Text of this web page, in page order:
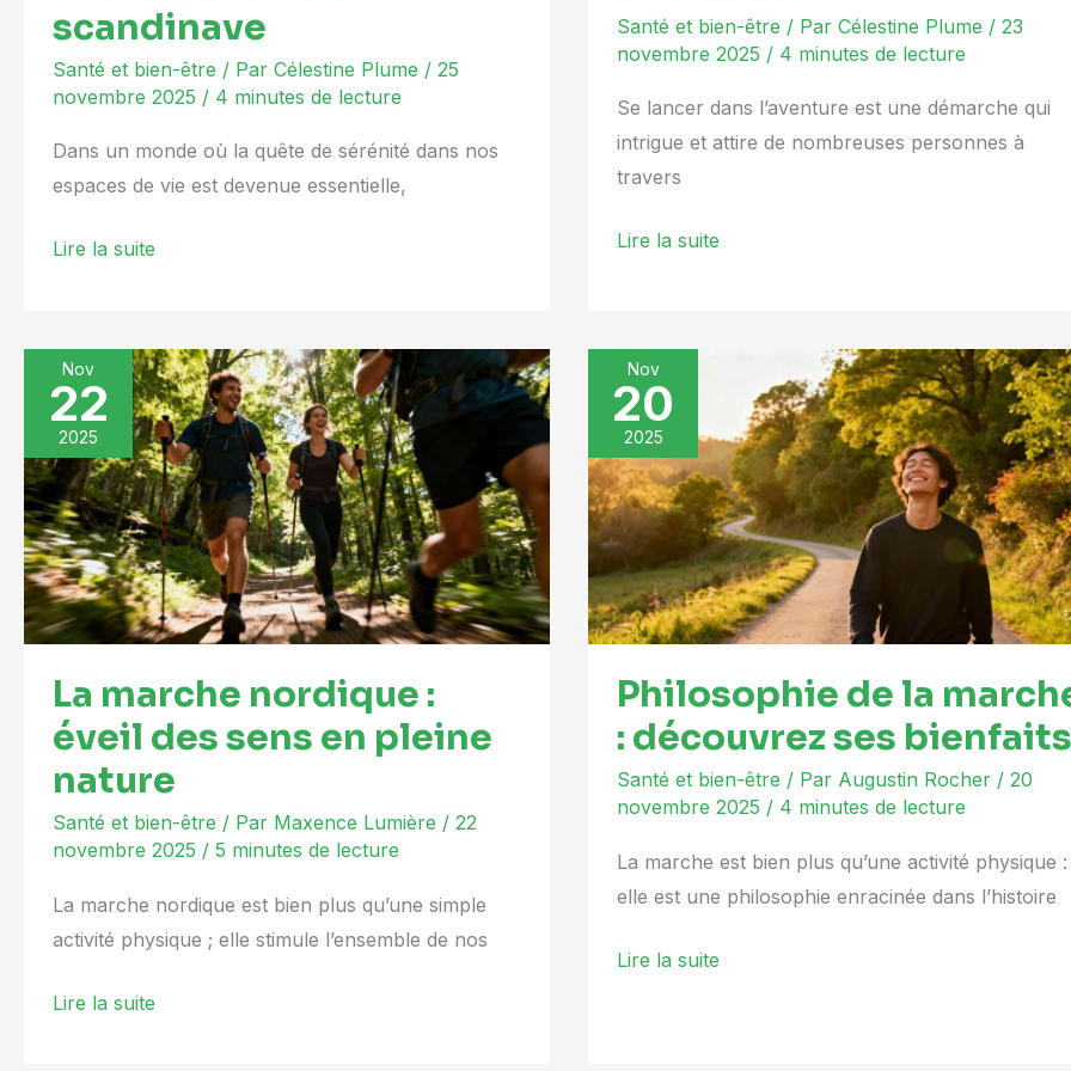
scandinave
Santé et bien-être / Par Célestine Plume / 25
novembre 2025 / 4 minutes de lecture
Dans un monde où la quête de sérénité dans nos
espaces de vie est devenue essentielle,
Lire la suite
Santé et bien-être / ParCélestine Plume /23
novembre 2025 / 4 minutes de lecture
Se lancer dans l’aventure est une démarche qui
intrigue et attire de nombreuses personnes à
travers
Lire la suite
Nov
22
2025
La marche nordique :
éveil des sens en pleine
nature
Santé et bien-être / Par Maxence Lumière / 22
novembre 2025 / 5 minutes de lecture
La marche nordique est bien plus qu’une simple
activité physique ; elle stimule l’ensemble de nos
La
marche
nordique
éveil
des
sens
en
nature
Lire la suite
Nov
20
2025
Philosophie de la
: découvrez ses
Santé et bien-être / Par Augustin Rocher /20
novembre 2025 / 4 minutes de lecture
La marche est bien plus qu’une activité physique :
elle est une philosophie enracinée dans l’histoire
Philosophie
de
la
marche
découvrez
ses
bienfaits
Lire la suite